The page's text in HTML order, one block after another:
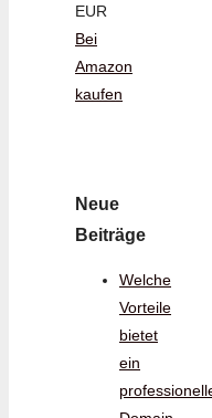
EUR
Bei
Amazon
kaufen
Neue
Beiträge
Welche
Vorteile
bietet
ein